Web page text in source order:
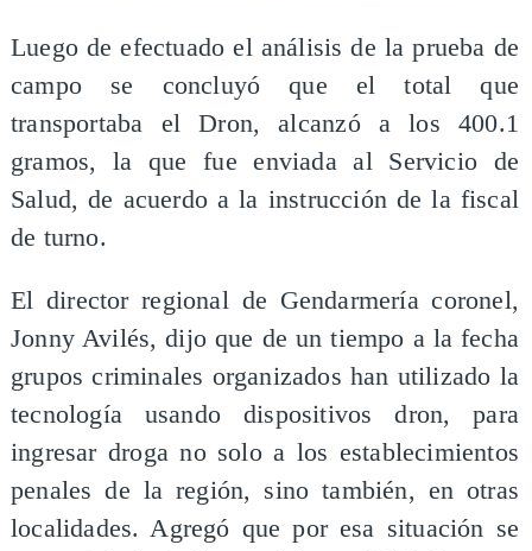
Luego de efectuado el análisis de la prueba de
campo se concluyó que el total que
transportaba el Dron, alcanzó a los 400.1
gramos, la que fue enviada al Servicio de
Salud, de acuerdo a la instrucción de la fiscal
de turno.
El director regional de Gendarmería coronel,
Jonny Avilés, dijo que de un tiempo a la fecha
grupos criminales organizados han utilizado la
tecnología usando dispositivos dron, para
ingresar droga no solo a los establecimientos
penales de la región, sino también, en otras
localidades. Agregó que por esa situación se